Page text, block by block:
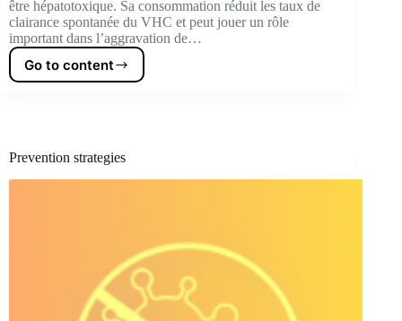
être hépatotoxique. Sa consommation réduit les taux de
clairance spontanée du VHC et peut jouer un rôle
important dans l’aggravation de…
Go to content
VHC
Prevention strategies